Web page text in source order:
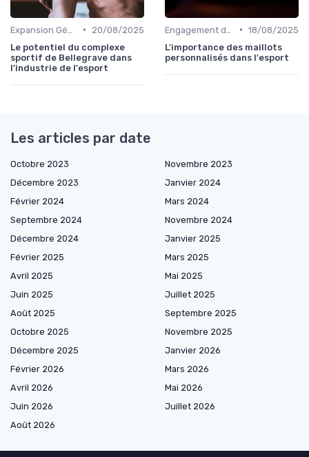
•
20/08/2025
Le potentiel du complexe
sportif de Bellegrave dans
l'industrie de l'esport
• 18/08/2025
L'importance des maillots
personnalisés dans l'esport
Les articles par date
Octobre 2023
Novembre 2023
Décembre 2023
Janvier 2024
Février 2024
Mars 2024
Septembre 2024
Novembre 2024
Décembre 2024
Janvier 2025
Février 2025
Mars 2025
Avril 2025
Mai 2025
Juin 2025
Juillet 2025
Août 2025
Septembre 2025
Octobre 2025
Novembre 2025
Décembre 2025
Janvier 2026
Février 2026
Mars 2026
Avril 2026
Mai 2026
Juin 2026
Juillet 2026
Août 2026